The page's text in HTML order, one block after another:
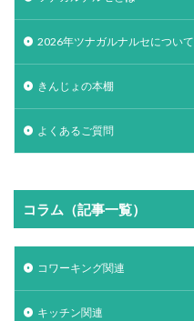
2026年ツナガルナルセについて
きんじょの本棚
よくあるご質問
コラム（記事一覧）
コワーキング関連
キッチン関連